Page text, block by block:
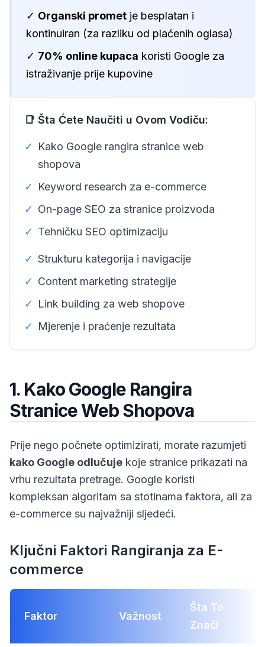
✓ Organski promet je besplatan i
kontinuiran (za razliku od plaćenih oglasa)
✓ 70% online kupaca koristi Google za
istraživanje prije kupovine
📑 Šta Ćete Naučiti u Ovom Vodiču:
✓
Kako Google rangira stranice web
shopova
✓
Keyword research za e-commerce
✓ On-page SEO za stranice proizvoda
✓ Tehničku SEO optimizaciju
✓ Strukturu kategorija i navigacije
✓ Content marketing strategije
✓
Link building za web shopove
✓
Mjerenje i praćenje rezultata
1. Kako Google Rangira
Stranice Web Shopova
Prije nego počnete optimizirati, morate razumjeti
kako Google odlučuje koje stranice prikazati na
vrhu rezultata pretrage. Google koristi
kompleksan algoritam sa stotinama faktora, ali za
e-commerce su najvažniji sljedeći.
Ključni Faktori Rangiranja za E-
commerce
Faktor Važnost
Šta To
Znači